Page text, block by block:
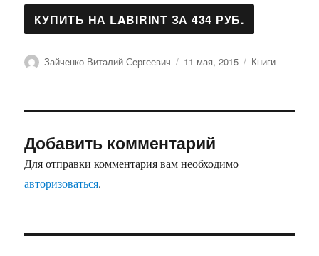
Автор
Зайченко Виталий Сергеевич Опубликовано
11 мая, 2015 Рубрики
Книги
Добавить комментарий
Для отправки комментария вам необходимо
авторизоваться.